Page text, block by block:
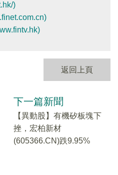
)
返回上頁
下一篇新聞
【異動股】有機矽板塊下
挫，宏柏新材
(605366.CN)跌9.95%